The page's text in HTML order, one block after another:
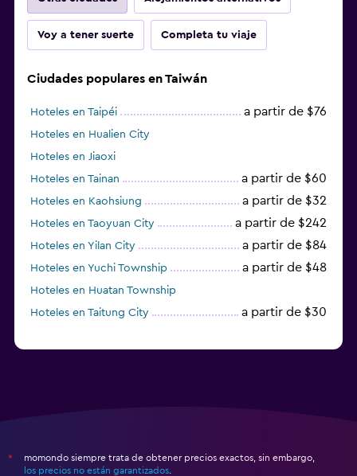
Voy a tener suerte Completa tu viaje
Ciudades populares en Taiwán
Hoteles en Taipéi a partir de $76
Hoteles en Hualien City
Hoteles en Jiaoxi
Hoteles en Tainan
a partir de $60
Hoteles en Kaohsiung a partir de $32
Hoteles en Taoyuan City a partir de $242
Hoteles en Yilan City a partir de $84
Hoteles en Yuchi Township a partir de $48
Hoteles en Huatan Township
Hoteles en Taitung City
a partir de $30
*
momondo siempre trata de obtener precios exactos, sin embargo,
los precios no están garantizados